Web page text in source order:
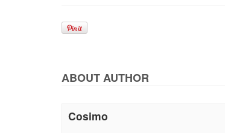
ABOUT AUTHOR
Cosimo